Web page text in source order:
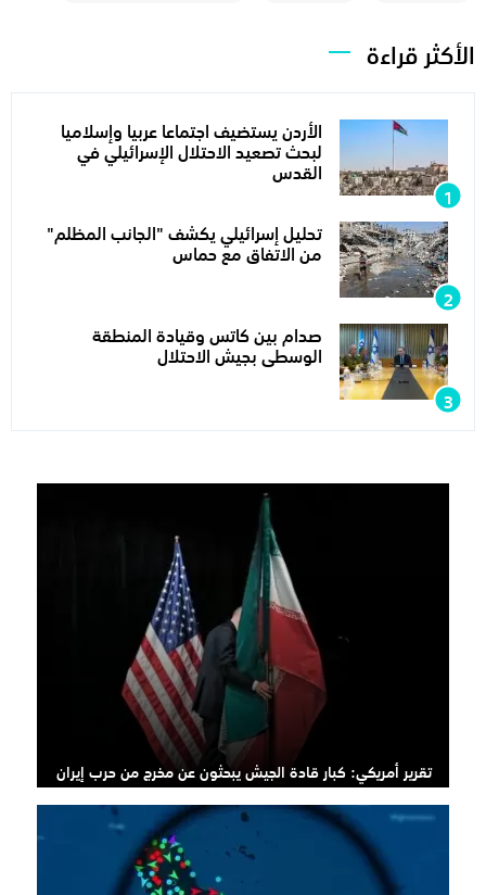
الأكثر قراءة
الأردن يستضيف اجتماعا عربيا وإسلاميا
لبحث تصعيد الاحتلال الإسرائيلي في
القدس
تحليل إسرائيلي يكشف "الجانب المظلم"
من الاتفاق مع حماس
صدام بين كاتس وقيادة المنطقة
الوسطى بجيش الاحتلال
تقرير أمريكي: كبار قادة الجيش يبحثون عن مخرج من حرب إيران